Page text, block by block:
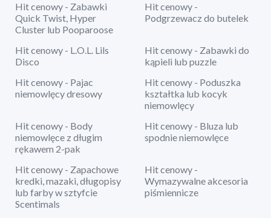
Hit cenowy - Zabawki
Quick Twist, Hyper
Cluster lub Pooparoose
Hit cenowy -
Podgrzewacz do butelek
Hit cenowy - L.O.L. Lils
Disco
Hit cenowy - Zabawki do
kąpieli lub puzzle
Hit cenowy - Pajac
niemowlęcy dresowy
Hit cenowy - Poduszka
kształtka lub kocyk
niemowlęcy
Hit cenowy - Body
niemowlęce z długim
rękawem 2-pak
Hit cenowy - Bluza lub
spodnie niemowlęce
Hit cenowy - Zapachowe
kredki, mazaki, długopisy
lub farby w sztyfcie
Scentimals
Hit cenowy -
Wymazywalne akcesoria
piśmiennicze